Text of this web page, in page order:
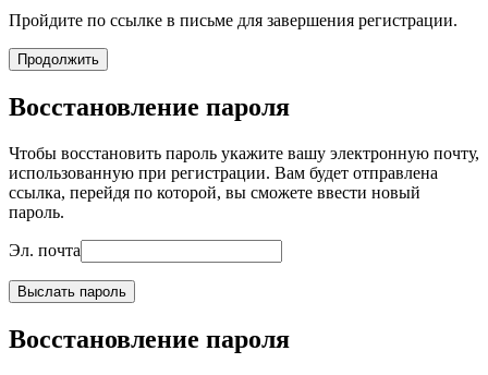
Пройдите по ссылке в письме для завершения регистрации.
Продолжить
Восстановление пароля
Чтобы восстановить пароль укажите вашу электронную почту,
использованную при регистрации. Вам будет отправлена
ссылка, перейдя по которой, вы сможете ввести новый
пароль.
Эл. почта
Выслать пароль
Восстановление пароля